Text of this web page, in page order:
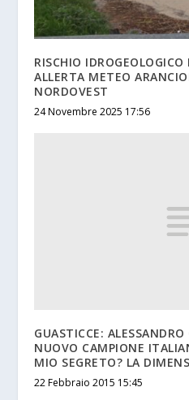
RISCHIO
ALLERTA METEO
NORDOVEST
24 Novembre 2025 17:56
GUASTICCE:
NUOVO CAMPIONE
MIO SEGRETO? LA
22 Febbraio 2015 15:45